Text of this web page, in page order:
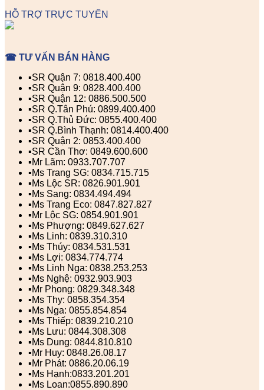
HỖ TRỢ TRỰC TUYẾN
☎ TƯ VẤN BÁN HÀNG
▪️SR Quận 7: 0818.400.400
▪️SR Quận 9: 0828.400.400
▪️SR Quận 12: 0886.500.500
▪️SR Q.Tân Phú: 0899.400.400
▪️SR Q.Thủ Đức: 0855.400.400
▪️SR Q.Bình Thạnh: 0814.400.400
▪️SR Quận 2: 0853.400.400
▪️SR Cần Thơ: 0849.600.600
▪️Mr Lãm: 0933.707.707
▪️Ms Trang SG: 0834.715.715
▪️Ms Lộc SR: 0826.901.901
▪️Ms Sang: 0834.494.494
▪️Ms Trang Eco: 0847.827.827
▪️Mr Lộc SG: 0854.901.901
▪️Ms Phượng: 0849.627.627
▪️Ms Linh: 0839.310.310
▪️Ms Thúy: 0834.531.531
▪️Ms Lợi: 0834.774.774
▪️Ms Linh Nga: 0838.253.253
▪️Ms Nghệ: 0932.903.903
▪️Mr Phong: 0829.348.348
▪️Ms Thy: 0858.354.354
▪️Ms Nga: 0855.854.854
▪️Ms Thiếp: 0839.210.210
▪️Ms Lưu: 0844.308.308
▪️Ms Dung: 0844.810.810
▪️Mr Huy: 0848.26.08.17
▪️Mr Phát: 0886.20.06.19
▪️Ms Hạnh:0833.201.201
▪️Ms Loan:0855.890.890